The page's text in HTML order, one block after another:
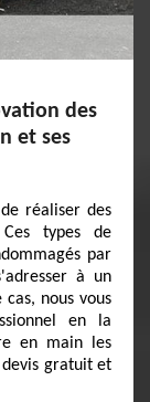
des
et ses
réaliser des
types de
par
à un
nous vous
en la
en main les
gratuit et